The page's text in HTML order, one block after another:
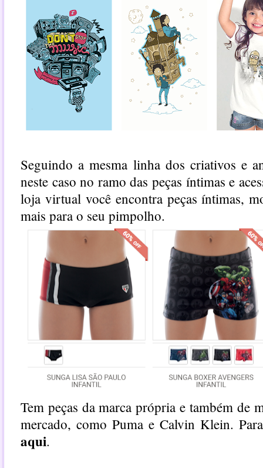
Seguindo a mesma linha dos criativos e
neste caso no ramo das peças íntimas e
loja virtual você encontra peças íntimas,
mais para o seu pimpolho.
Tem peças da marca própria e também de
mercado, como Puma e Calvin Klein.
aqui.